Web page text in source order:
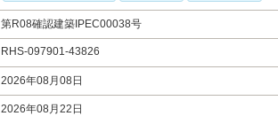
第R08確認建築IPEC00038号
RHS-097901-43826
2026年08月08日
2026年08月22日